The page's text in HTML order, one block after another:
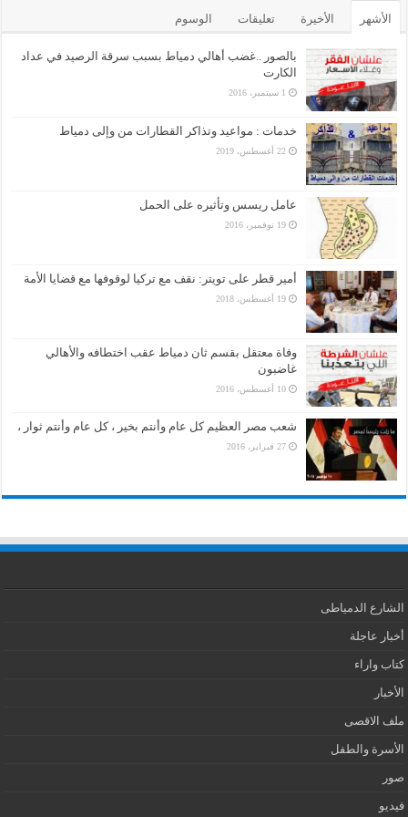
الأشهر الأخيرة تعليقات الوسوم
بالصور ..غضب أهالي دمياط بسبب سرقة الرصيد في عداد
الكارت
1 سبتمبر، 2016
خدمات : مواعيد وتذاكر القطارات من وإلى دمياط
22 أغسطس، 2019
عامل ريسس وتأثيره على الحمل
19 نوفمبر، 2016
أمير قطر على تويتر: نقف مع تركيا لوقوفها مع قضايا الأمة
19 أغسطس، 2018
وفاة معتقل بقسم ثان دمياط عقب اختطافه والأهالي
غاضبون
10 أغسطس، 2016
شعب مصر العظيم كل عام وأنتم بخير ، كل عام وأنتم ثوار ،
27 فبراير، 2016
الشارع الدمياطى
أخبار عاجلة
كتاب واراء
الأخبار
ملف الاقصى
الأسرة والطفل
صور
فيديو